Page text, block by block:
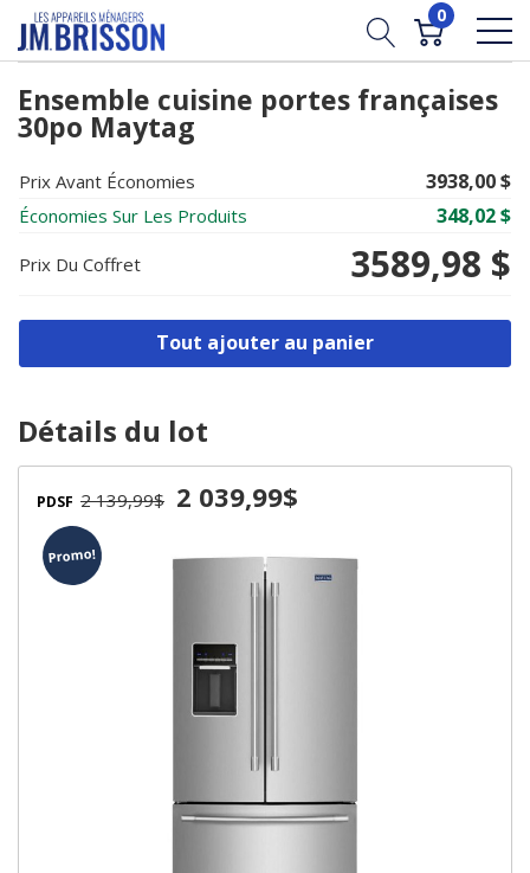
0
Ensemble cuisine portes françaises
30po Maytag
Prix Avant Économies 3938,00 $
Économies Sur Les Produits 348,02 $
Prix ​​du Coffret 3589,98 $
Tout ajouter au panier
Détails du lot
Promo!
PDSF 2 139,99$ 2 039,99$